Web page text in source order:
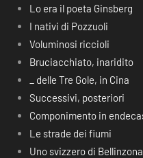
Lo era il poeta Ginsberg
I nativi di Pozzuoli
Voluminosi riccioli
Bruciacchiato, inaridito
_ delle Tre Gole, in Cina
Successivi, posteriori
Componimento in
Le strade dei fiumi
Uno svizzero di